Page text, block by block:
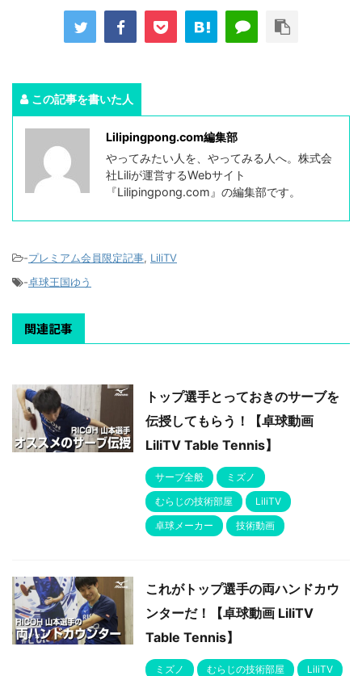
この記事を書いた人
Lilipingpong.com編集部
やってみたい人を、やってみる人へ。株式会
社Liliが運営するWebサイト
『Lilipingpong.com』の編集部です。
-プレミアム会員限定記事, LiliTV
-卓球王国ゆう
関連記事
トップ選手とっておきのサーブを
伝授してもらう！【卓球動画
LiliTV Table Tennis】
サーブ全般
ミズノ
むらじの技術部屋
LiliTV
卓球メーカー
技術動画
これがトップ選手の両ハンドカウ
ンターだ！【卓球動画 LiliTV
Table Tennis】
ミズノ むらじの技術部屋
LiliTV